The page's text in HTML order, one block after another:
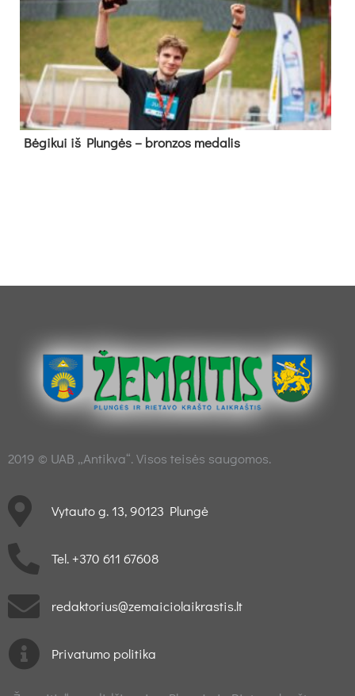
Bė­gi­kui iš Plun­gės – bron­zos me­da­lis
2019 © UAB „Antikva“. Visos teisės saugomos.
Vytauto g. 13, 90123 Plungė
Tel. +370 611 67608
redaktorius@zemaiciolaikrastis.lt
Privatumo politika